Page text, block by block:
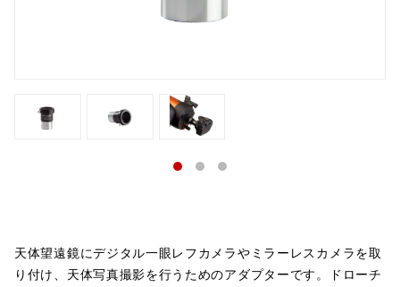
天体望遠鏡にデジタル一眼レフカメラやミラーレスカメラを取
り付け、天体写真撮影を行うためのアダプターです。ドローチ